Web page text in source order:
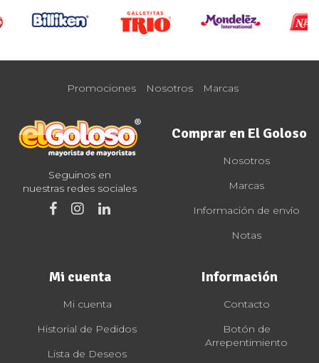
Promociones Nosotros Marcas
Seguinos en
nuestras redes sociales
Comprar en El Goloso
Nosotros
Marcas
Información de envío
Notas
Mi cuenta
Mi cuenta
Historial de Pedidos
Lista de Deseos
Información
Contacto
Botón de
Arrepentimiento